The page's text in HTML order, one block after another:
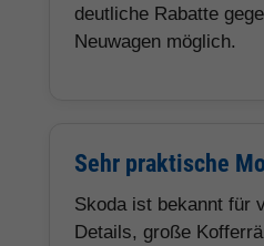
deutliche Rabatte
Neuwagen möglich.
Sehr praktische
Skoda ist bekannt für
Details, große